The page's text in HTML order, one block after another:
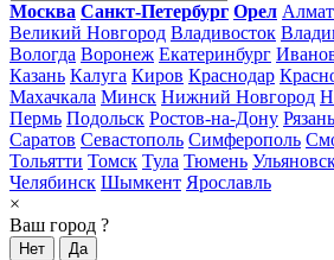
Москва Санкт-Петербург Орел
Великий Новгород Владивосток
Вологда Воронеж Екатеринбург
Казань Калуга Киров Краснодар
Махачкала Минск Нижний Новгород
Пермь Подольск Ростов-на-Дону Рязань
Саратов Севастополь Симферополь
Тольятти Томск Тула Тюмень
Челябинск Шымкент Ярославль
×
Ваш город ?
Нет Да